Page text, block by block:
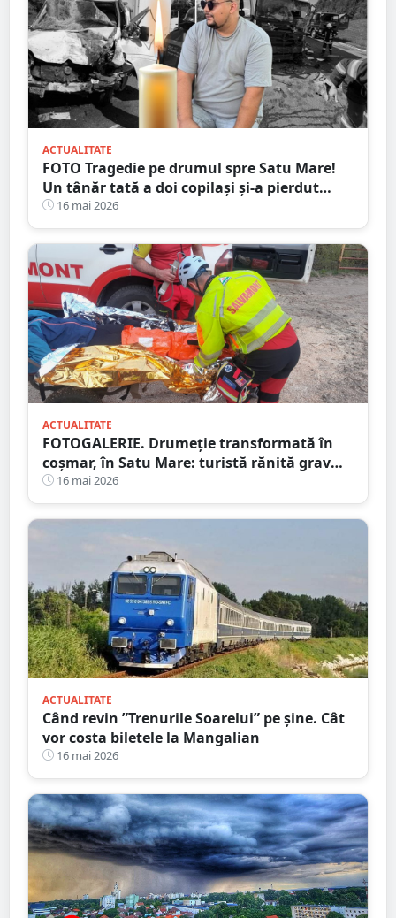
ACTUALITATE
FOTO Tragedie pe drumul spre Satu Mare!
Un tânăr tată a doi copilași și-a pierdut
viața într-un accident cumplit
16 mai 2026
ACTUALITATE
FOTOGALERIE. Drumeție transformată în
coșmar, în Satu Mare: turistă rănită grav
după ce a alergat pe un traseu acoperit cu
frunze
16 mai 2026
ACTUALITATE
Când revin ”Trenurile Soarelui” pe şine. Cât
vor costa biletele la Mangalian
16 mai 2026